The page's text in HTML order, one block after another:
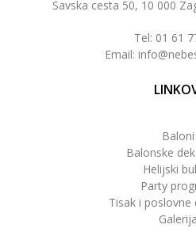
Savska cesta 50, 10 000
Tel: 01 61
Email:
Baloni
Balonske
Helijski
Party
Tisak i poslovne
Galerija